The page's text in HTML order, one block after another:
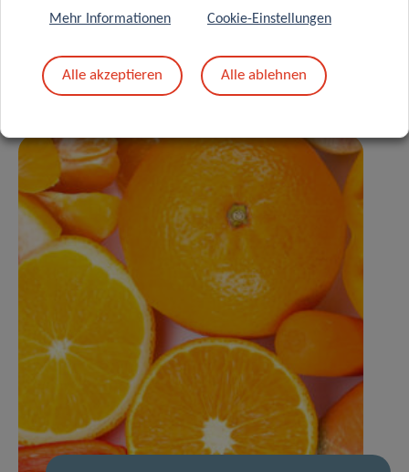
NEUESTE NEWS
Mehr Informationen Cookie-Einstellungen
Alle akzeptieren Alle ablehnen